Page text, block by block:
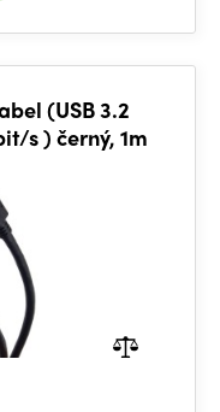
(USB 3.2
s ) černý, 1m